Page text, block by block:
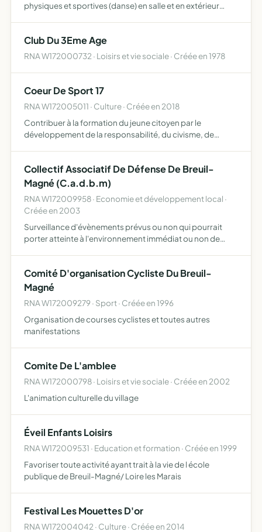
physiques et sportives (danse) en salle et en extérieur
se…
Club Du 3Eme Age
RNA W172000732 · Loisirs et vie sociale · Créée en 1978
Coeur De Sport 17
RNA W172005011 · Culture · Créée en 2018
Contribuer à la formation du jeune citoyen par le
développement de la responsabilité, du civisme, de
situe dan…
Collectif Associatif De Défense De Breuil-
Magné (C.a.d.b.m)
RNA W172009958 · Economie et développement local ·
Créée en 2003
Surveillance d'évènements prévus ou non qui pourrait
porter atteinte à l'environnement immédiat ou non de
Comité D'organisation Cycliste Du Breuil-
Magné
RNA W172009279 · Sport · Créée en 1996
Organisation de courses cyclistes et toutes autres
manifestations
Comite De L'amblee
RNA W172000798 · Loisirs et vie sociale · Créée en 2002
L'animation culturelle du village
Éveil Enfants Loisirs
RNA W172009531 · Education et formation · Créée en 1999
Favoriser toute activité ayant trait à la vie de l école
publique de Breuil-Magné/ Loire les Marais
Festival Les Mouettes D'or
RNA W172004042 · Culture · Créée en 2014